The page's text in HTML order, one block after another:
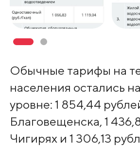
Обычные тарифы на
населения остались
уровне: 1 854,44
Благовещенска, 1
Чигирях и 1 306,13